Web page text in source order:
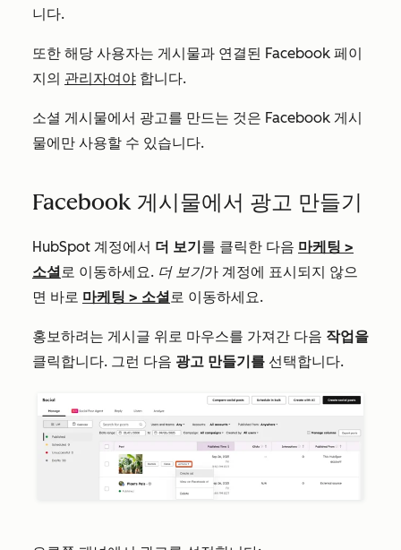
니다.
또한 해당 사용자는 게시물과 연결된 Facebook 페이
지의 관리자여야 합니다.
소셜 게시물에서 광고를 만드는 것은 Facebook 게시
물에만 사용할 수 있습니다.
Facebook 게시물에서 광고 만들기
HubSpot 계정에서 더 보기를 클릭한 다음 마케팅 >
소셜로 이동하세요. 더 보기가 계정에 표시되지 않으
면 바로 마케팅 > 소셜로 이동하세요.
홍보하려는 게시글 위로 마우스를 가져간 다음 작업을
클릭합니다. 그런 다음 광고 만들기를 선택합니다.